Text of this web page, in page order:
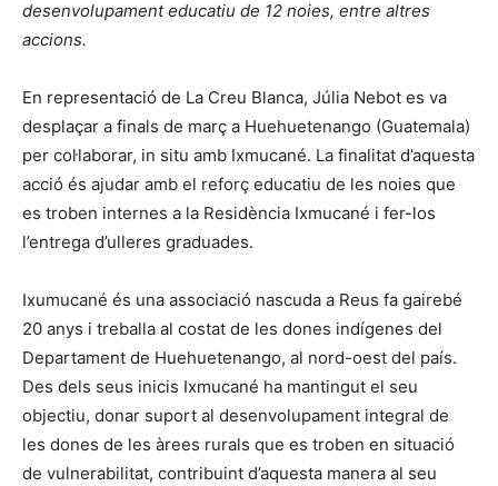
desenvolupament educatiu de 12 noies, entre altres
accions.
En representació de La Creu Blanca, Júlia Nebot es va
desplaçar a finals de març a Huehuetenango (Guatemala)
per col·laborar, in situ amb Ixmucané. La finalitat d’aquesta
acció és ajudar amb el reforç educatiu de les noies que
es troben internes a la Residència Ixmucané i fer-los
l’entrega d’ulleres graduades.
Ixumucané és una associació nascuda a Reus fa gairebé
20 anys i treballa al costat de les dones indígenes del
Departament de Huehuetenango, al nord-oest del país.
Des dels seus inicis Ixmucané ha mantingut el seu
objectiu, donar suport al desenvolupament integral de
les dones de les àrees rurals que es troben en situació
de vulnerabilitat, contribuint d’aquesta manera al seu